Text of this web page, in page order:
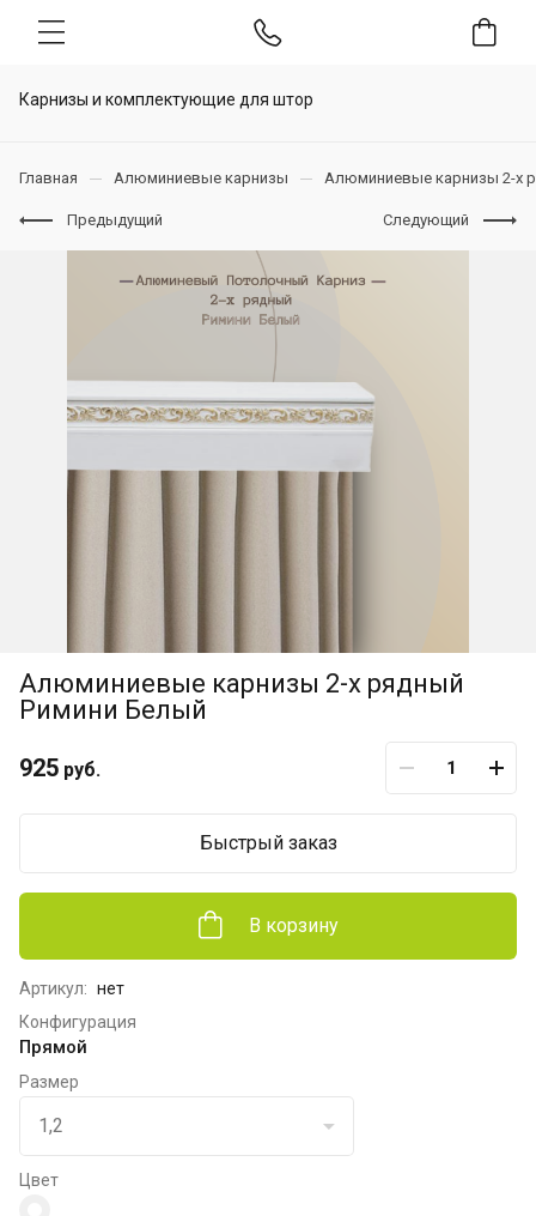
Карнизы и комплектующие для штор
Главная Алюминиевые карнизы Алюминиевые карнизы 2-х
Предыдущий Следующий
Алюминиевые карнизы 2-х рядный
Римини Белый
925 руб.
В корзину
Быстрый заказ
Артикул: нет
Конфигурация
Прямой
Размер
Цвет